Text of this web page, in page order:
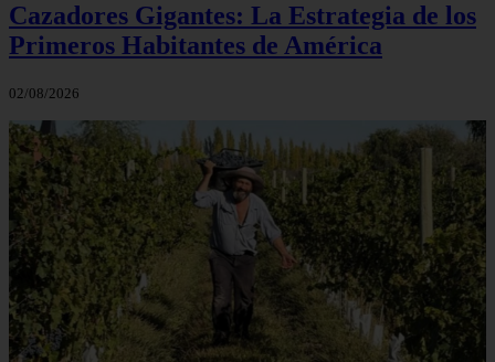
Cazadores Gigantes: La Estrategia de los
Primeros Habitantes de América
02/08/2026